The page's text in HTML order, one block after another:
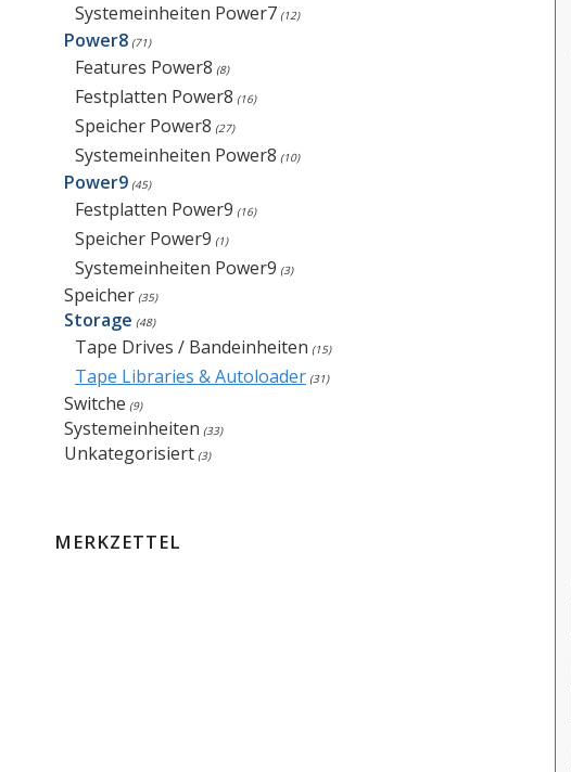
Systemeinheiten Power7 (12)
Power8 (71)
Features Power8 (8)
Festplatten Power8 (16)
Speicher Power8 (27)
Systemeinheiten Power8 (10)
Power9 (45)
Festplatten Power9 (16)
Speicher Power9 (1)
Systemeinheiten Power9 (3)
Speicher (35)
Storage (48)
Tape Drives / Bandeinheiten (15)
Tape Libraries & Autoloader (31)
Switche (9)
Systemeinheiten (33)
Unkategorisiert (3)
MERKZETTEL